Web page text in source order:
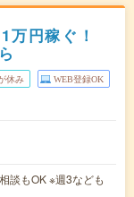
万円稼ぐ！
休み WEB登録OK
談もOK ※週3なども